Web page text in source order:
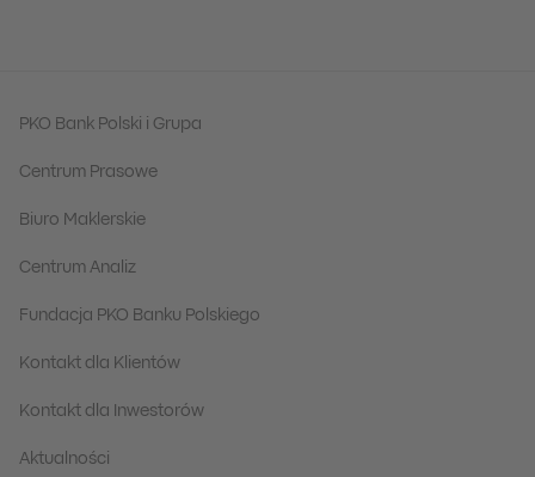
PKO Bank Polski i Grupa
Centrum Prasowe
Biuro Maklerskie
Centrum Analiz
Fundacja PKO Banku Polskiego
Kontakt dla Klientów
Kontakt dla Inwestorów
Aktualności